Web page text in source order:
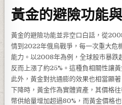
黃金的避險功能
黃金的避險功能並非空口白話，從
情到2022年俄烏戰爭，每一次重大危
能力。以2008年為例，全球股市暴跌
反而上漲了約25%。這種負相關性讓
此外，黃金對抗通膨的效果也相當顯
下降時，黃金作為實體資產，其價格
幣供給量增加超過80%，而黃金價格